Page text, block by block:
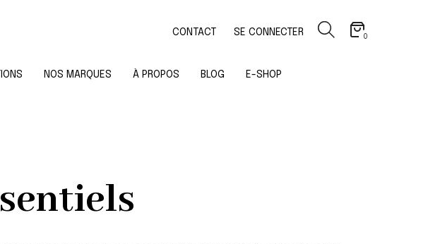
CONTACT SE CONNECTER 0
NOS MARQUES À PROPOS BLOG E-SHOP